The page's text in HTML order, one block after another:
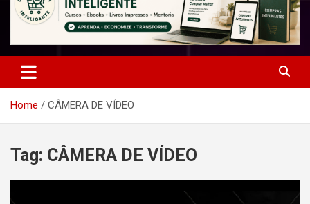
Home CÂMERA DE VÍDEO
Tag: CÂMERA DE VÍDEO